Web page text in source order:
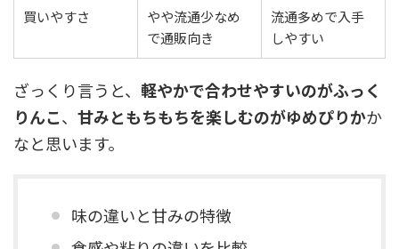
買いやすさ
やや流通少なめ
で通販向き
流通多めで入手
しやすい
ざっくり言うと、 軽やかで合わせやすいのがふっく
りんこ、 甘みともちもちを楽しむのがゆめぴりかか
なと思います。
味の違いと甘みの特徴